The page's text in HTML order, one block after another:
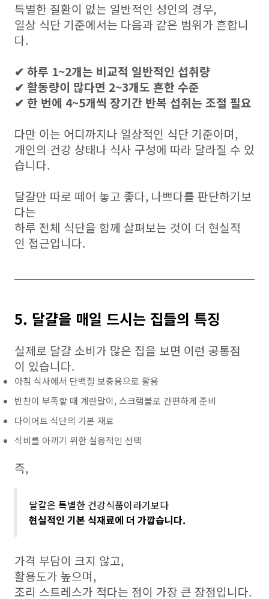
특별한 질환이 없는 일반적인 성인의 경우,
일상 식단 기준에서는 다음과 같은 범위가 흔합니
다.
✔ 하루 1~2개는 비교적 일반적인 섭취량
✔ 활동량이 많다면 2~3개도 흔한 수준
✔ 한 번에 4~5개씩 장기간 반복 섭취는 조절 필요
다만 이는 어디까지나 일상적인 식단 기준이며,
개인의 건강 상태나 식사 구성에 따라 달라질 수 있
습니다.
달걀만 따로 떼어 놓고 좋다, 나쁘다를 판단하기보
다는
하루 전체 식단을 함께 살펴보는 것이 더 현실적
인 접근입니다.
5. 달걀을 매일 드시는 집들의 특징
실제로 달걀 소비가 많은 집을 보면 이런 공통점
이 있습니다.
아침 식사에서 단백질 보충용으로 활용
반찬이 부족할 때 계란말이, 스크램블로 간편하게 준비
다이어트 식단의 기본 재료
식비를 아끼기 위한 실용적인 선택
즉,
달걀은 특별한 건강식품이라기보다
현실적인 기본 식재료에 더 가깝습니다.
가격 부담이 크지 않고,
활용도가 높으며,
조리 스트레스가 적다는 점이 가장 큰 장점입니다.